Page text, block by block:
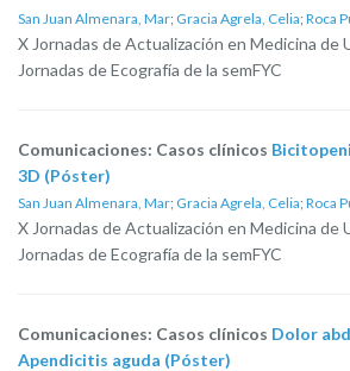
San Juan Almenara, Mar; Gracia Agrela, Celia; Roca
X Jornadas de Actualización en Medicina de
Jornadas de Ecografía de la semFYC
Comunicaciones: Casos clínicos
3D (Póster)
San Juan Almenara, Mar; Gracia Agrela, Celia; Roca
X Jornadas de Actualización en Medicina de
Jornadas de Ecografía de la semFYC
Comunicaciones: Casos clínicos Dolor
Apendicitis aguda (Póster)